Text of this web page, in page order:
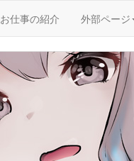
お仕事の紹介 外部ページ